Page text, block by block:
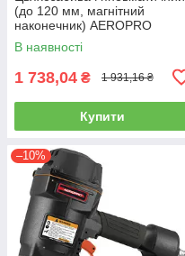
(до 120 мм, магнітний
наконечник) AEROPRO
MSN120
В наявності
1 738,04 ₴ 1 931,16 ₴
Купити
–10%